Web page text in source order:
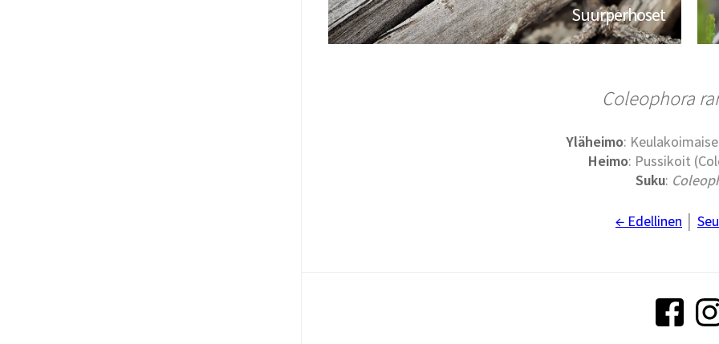
Suurperhoset
Coleophora
Yläheimo:
Heimo: Pussikoit
Suku:
← Edellinen